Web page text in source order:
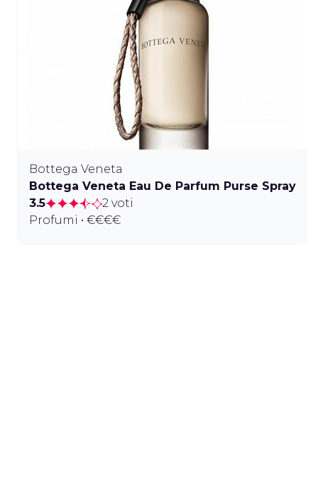
Bottega Veneta
Bottega Veneta Eau De Parfum Purse Spray
3.5
2 voti
Profumi • €€€€